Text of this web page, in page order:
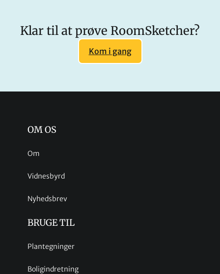
Klar til at prøve RoomSketcher?
Kom i gang
OM OS
Om
Vidnesbyrd
Nyhedsbrev
BRUGE TIL
Plantegninger
Boligindretning